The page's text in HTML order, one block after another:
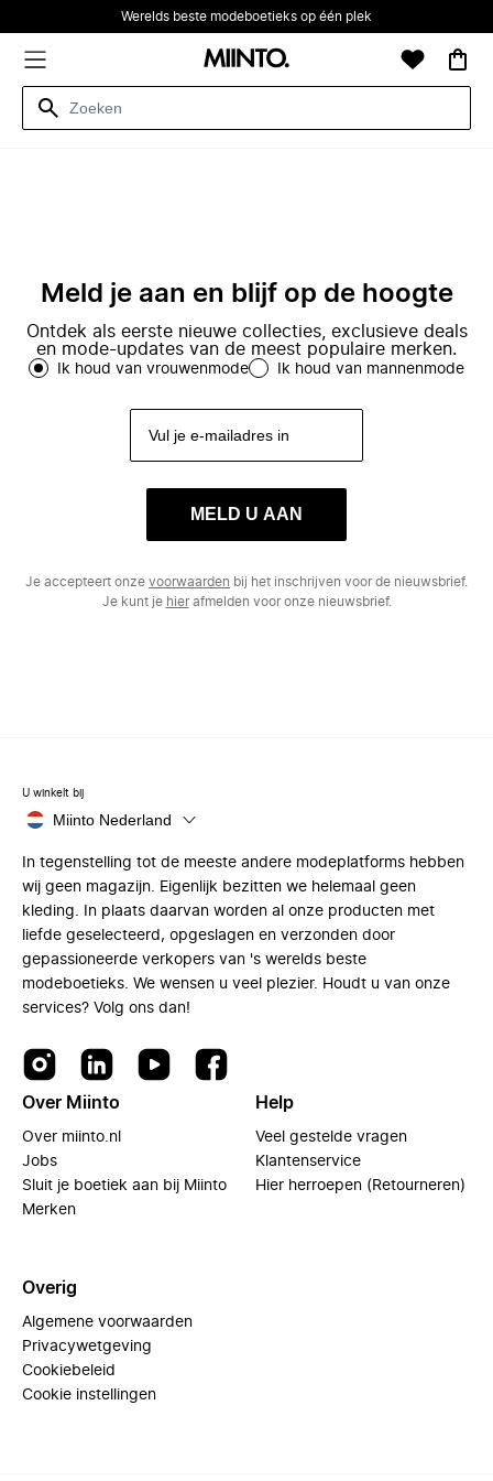
Werelds beste modeboetieks op één plek
Meld je aan en blijf op de hoogte
Ontdek als eerste nieuwe collecties, exclusieve deals
en mode-updates van de meest populaire merken.
Ik houd van vrouwenmode Ik houd van mannenmode
MELD U AAN
Je accepteert onze voorwaarden bij het inschrijven voor de nieuwsbrief.
Je kunt je hierafmelden voor onze nieuwsbrief.
U winkelt bij
Miinto Nederland
In tegenstelling tot de meeste andere modeplatforms hebben
wij geen magazijn. Eigenlijk bezitten we helemaal geen
kleding. In plaats daarvan worden al onze producten met
liefde geselecteerd, opgeslagen en verzonden door
gepassioneerde verkopers van 's werelds beste
modeboetieks. We wensen u veel plezier. Houdt u van onze
services? Volg ons dan!
Over Miinto
Over miinto.nl
Jobs
Sluit je boetiek aan bij Miinto
Merken
Help
Veel gestelde vragen
Klantenservice
Hier herroepen (Retourneren)
Overig
Algemene voorwaarden
Privacywetgeving
Cookiebeleid
Cookie instellingen